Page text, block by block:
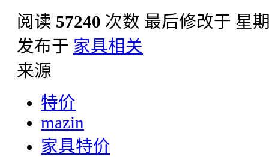
阅读 57240 次数 最后修改于 星
发布于 家具相关
来源
特价
mazin
家具特价